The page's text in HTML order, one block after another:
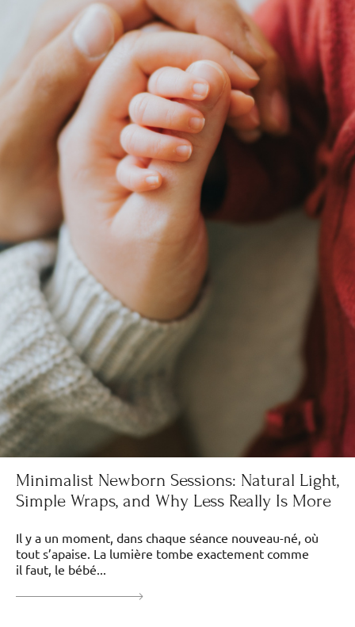
Minimalist Newborn Sessions: Natural Light,
Simple Wraps, and Why Less Really Is More
Il y a un moment, dans chaque séance nouveau-né, où
tout s’apaise. La lumière tombe exactement comme
il faut, le bébé...